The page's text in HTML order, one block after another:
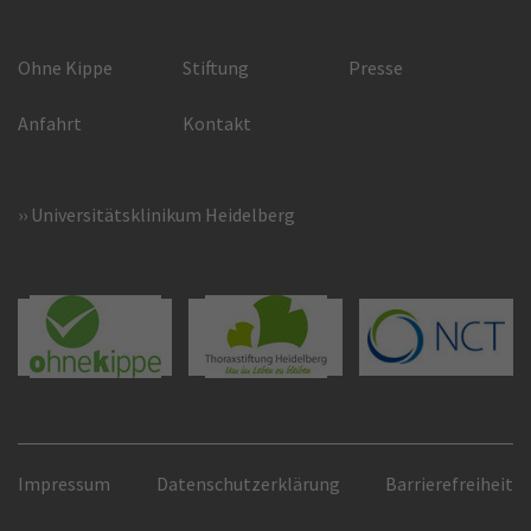
Ohne Kippe Stiftung Presse
Anfahrt Kontakt
Universitätsklinikum Heidelberg
Impressum Datenschutzerklärung Barrierefreiheit